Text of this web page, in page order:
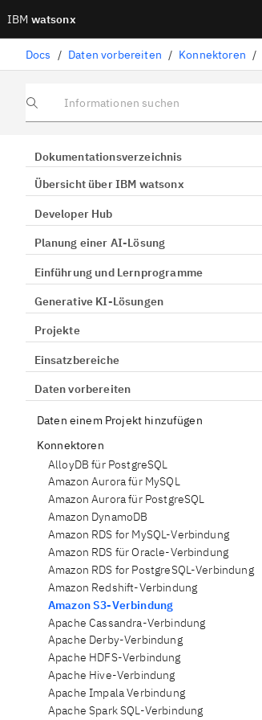
IBM watsonx
Docs / Daten vorbereiten / Konnektoren /
Informationen suchen
Dokumentationsverzeichnis
Übersicht über IBM watsonx
Developer Hub
Planung einer AI-Lösung
Einführung und Lernprogramme
Generative KI-Lösungen
Projekte
Einsatzbereiche
Daten vorbereiten
Daten einem Projekt hinzufügen
Konnektoren
AlloyDB für PostgreSQL
Amazon Aurora für MySQL
Amazon Aurora für PostgreSQL
Amazon DynamoDB
Amazon RDS for MySQL-Verbindung
Amazon RDS für Oracle-Verbindung
Amazon RDS for PostgreSQL-Verbindung
Amazon Redshift-Verbindung
Amazon S3-Verbindung
Apache Cassandra-Verbindung
Apache Derby-Verbindung
Apache HDFS-Verbindung
Apache Hive-Verbindung
Apache Impala Verbindung
Apache Spark SQL-Verbindung